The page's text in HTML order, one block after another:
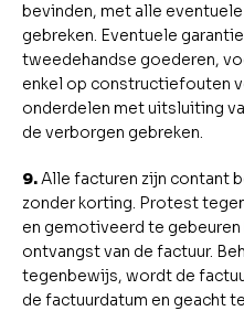
bevinden, met alle
gebreken. Eventuele
tweedehandse goederen,
enkel op constructiefouten
onderdelen met uitsluiting
de verborgen gebreken.
9.Alle facturen zijn contant
zonder korting. Protest
en gemotiveerd te gebeuren
ontvangst van de factuur.
tegenbewijs, wordt de
de factuurdatum en geacht